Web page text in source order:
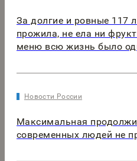
За долгие и ровные 117
прожила, не ела ни
меню всю жизнь было
Новости России
Максимальная
современных людей не